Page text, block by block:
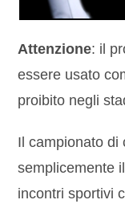
Attenzione: il
essere usato
proibito negli
Il campionato di
semplicemente
incontri sportivi